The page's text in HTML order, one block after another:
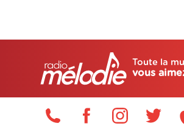
Toute la
vous